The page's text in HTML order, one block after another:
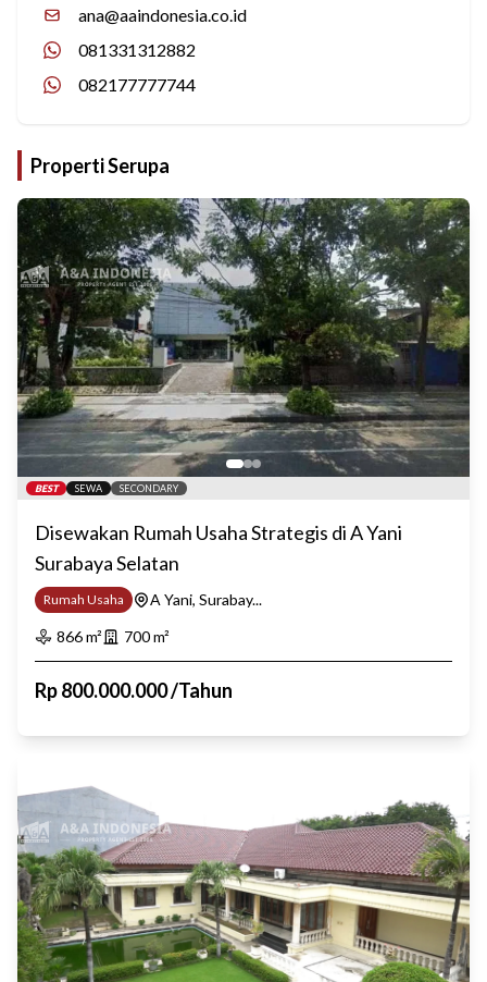
ana@aaindonesia.co.id
081331312882
082177777744
Properti Serupa
BEST SEWA SECONDARY
Disewakan Rumah Usaha Strategis di A Yani
Surabaya Selatan
Rumah Usaha
A Yani, Surabay...
866m² 700m²
Rp800.000.000/Tahun